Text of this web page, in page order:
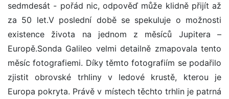
sedmdesát - pořád nic, odpověď může klidně přijít až
za 50 let.V poslední době se spekuluje o možnosti
existence života na jednom z měsíců Jupitera –
Europě.Sonda Galileo velmi detailně zmapovala tento
měsíc fotografiemi. Díky těmto fotografiím se podařilo
zjistit obrovské trhliny v ledové krustě, kterou je
Europa pokryta. Právě v místech těchto trhlin je patrná